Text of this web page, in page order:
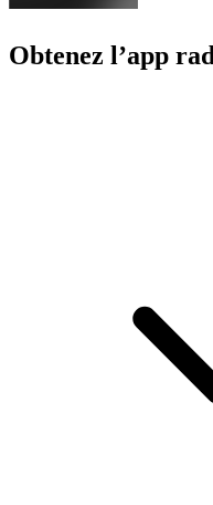
Obtenez l’app